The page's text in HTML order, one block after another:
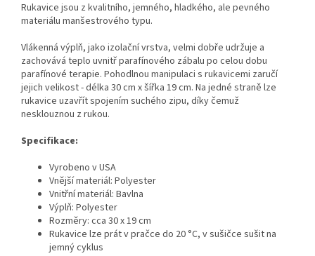
Rukavice jsou z kvalitního, jemného, hladkého, ale pevného
materiálu manšestrového typu.
Vlákenná výplň, jako izolační vrstva, velmi dobře udržuje a
zachovává teplo uvnitř parafínového zábalu po celou dobu
parafínové terapie. Pohodlnou manipulaci s rukavicemi zaručí
jejich velikost - délka 30 cm x šířka 19 cm. Na jedné straně lze
rukavice uzavřít spojením suchého zipu, díky čemuž
nesklouznou z rukou.
Specifikace:
Vyrobeno v USA
Vnější materiál: Polyester
Vnitřní materiál: Bavlna
Výplň: Polyester
Rozměry: cca 30 x 19 cm
Rukavice lze prát v pračce do 20 °C, v sušičce sušit na
jemný cyklus